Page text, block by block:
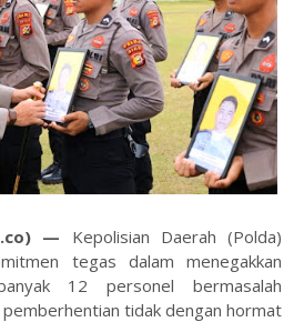
— Kepolisian Daerah (Polda)
tegas dalam menegakkan
12 personel bermasalah
tidak dengan hormat